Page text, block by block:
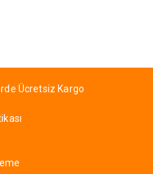
Ücretsiz Kargo